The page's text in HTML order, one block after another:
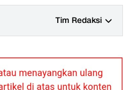
Tim Redaksi